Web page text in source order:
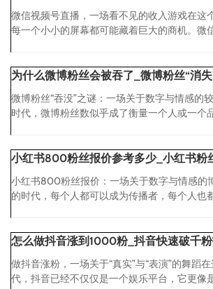
微信视频号直播，一场看不见的收入游戏在这
每一个小小的屏幕都可能藏着巨大的商机。微
为什么微博粉丝会被吞了_微博粉丝“消失
微博粉丝“吞没”之谜：一场关于数字与情感的
时代，微博粉丝数似乎成了衡量一个人或一个
小红书800粉丝报价参考多少_小红书粉
小红书800粉丝报价：一场关于数字与情感的
的时代，每个人都可以成为传播者，每个人也
怎么做抖音涨到1000粉_抖音快速破千
做抖音涨粉，一场关于“真实”与“表演”的舞蹈
代，抖音已经不仅仅是一个娱乐平台，它更像